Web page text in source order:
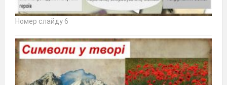
Номер слайду 6